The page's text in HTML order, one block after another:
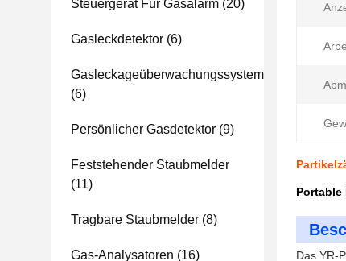
Steuergerät Für Gasalarm (20)
Gasleckdetektor (6)
Gasleckageüberwachungssystem
(6)
Persönlicher Gasdetektor (9)
Feststehender Staubmelder
(11)
Tragbare Staubmelder (8)
Gas-Analysatoren (16)
Portable
Das YR-